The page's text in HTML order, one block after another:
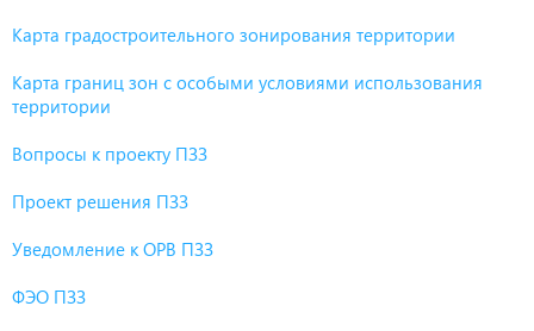
Карта градостроительного зонирования территории
Карта границ зон с особыми условиями использования
территории
Вопросы к проекту ПЗЗ
Проект решения ПЗЗ
Уведомление к ОРВ ПЗЗ
ФЭО ПЗЗ